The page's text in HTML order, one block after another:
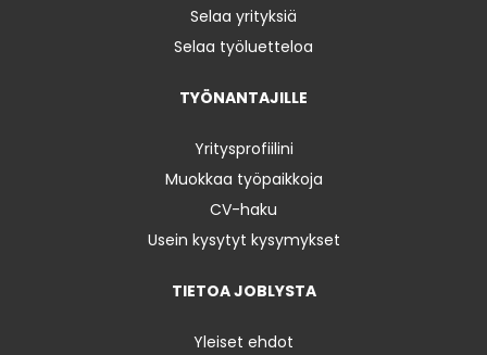
Selaa yrityksiä
Selaa työluetteloa
TYÖNANTAJILLE
Yritysprofiilini
Muokkaa työpaikkoja
CV-haku
Usein kysytyt kysymykset
TIETOA JOBLYSTA
Yleiset ehdot